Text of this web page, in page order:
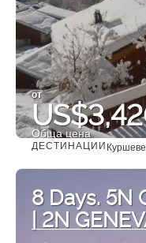
от
Обща цена
ДЕСТИНАЦИИ
8 Days. 5N
| 2N